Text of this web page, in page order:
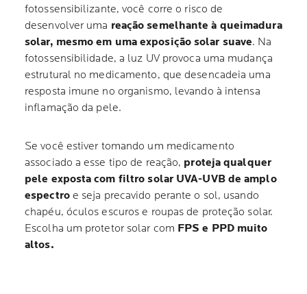
fotossensibilizante, você corre o risco de
desenvolver uma reação semelhante à queimadura
solar, mesmo em uma exposição solar suave. Na
fotossensibilidade, a luz UV provoca uma mudança
estrutural no medicamento, que desencadeia uma
resposta imune no organismo, levando à intensa
inflamação da pele.
Se você estiver tomando um medicamento
associado a esse tipo de reação, proteja qualquer
pele exposta com filtro solar UVA-UVB de amplo
espectroe seja precavido perante o sol, usando
chapéu, óculos escuros e roupas de proteção solar.
Escolha um protetor solar com FPS e PPD muito
altos.